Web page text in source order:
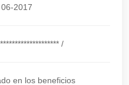
06-2017
/
en los beneficios